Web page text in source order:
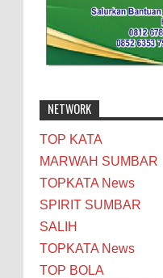
NETWORK
TOP KATA
MARWAH SUMBAR
TOPKATA News
SPIRIT SUMBAR
SALIH
TOPKATA News
TOP BOLA